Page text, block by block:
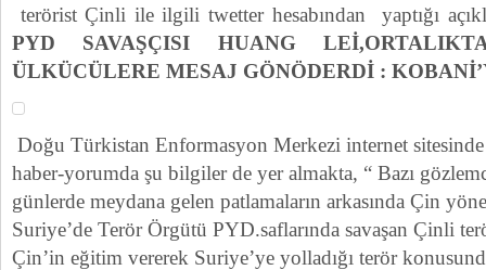
terörist Çinli ile ilgili twetter hesabından yaptığı
PYD SAVAŞÇISI HUANG
ÜLKÜCÜLERE MESAJ GÖNÖDERDİ :
Doğu Türkistan Enformasyon Merkezi internet
haber-yorumda şu bilgiler de yer almakta, “ Bazı
günlerde meydana gelen patlamaların arkasında Çin
Suriye’de Terör Örgütü PYD.saflarında savaşan Çinli
Çin’in eğitim vererek Suriye’ye yolladığı terör